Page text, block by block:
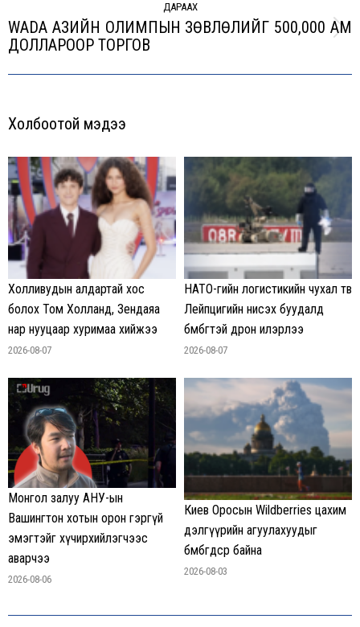
ДАРААХ
Next
WADA АЗИЙН ОЛИМПЫН ЗӨВЛӨЛИЙГ 500,000 АМ
ДОЛЛАРООР ТОРГОВ
Холбоотой мэдээ
Холливудын алдартай хос
болох Том Холланд, Зендаяа
нар нууцаар хуримаа хийжээ
2026-08-07
НАТО-гийн логистикийн чухал төв
Лейпцигийн нисэх буудалд
бөмбөгтэй дрон илэрлээ
2026-08-07
Монгол залуу АНУ-ын
Вашингтон хотын орон гэргүй
эмэгтэйг хүчирхийлэгчээс
аварчээ
2026-08-06
Киев Оросын Wildberries цахим
дэлгүүрийн агуулахуудыг
бөмбөгдсөөр байна
2026-08-03